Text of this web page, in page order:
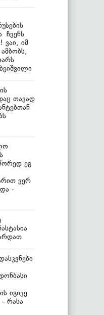
ჩვენს
ვაი, იმ
თავად
ეგ
ვერ
-
იგივე
- რასა